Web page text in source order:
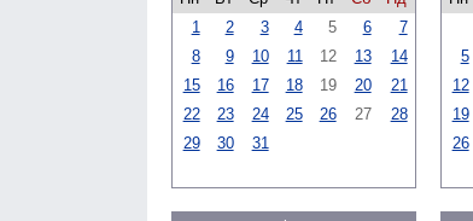
1
2 3 4 5 6
7
8
9 10 11 12 13
14
15
16 17 18 19 20
21
22
23 24 25 26 27
28
29
30 31
5
12
19
26